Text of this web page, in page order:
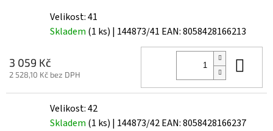
Velikost: 41
Skladem (1 ks) | 144873/41 EAN:8058428166213
3 059 Kč
2 528,10 Kč bez DPH
Velikost: 42
Skladem (1 ks) | 144873/42EAN:8058428166237